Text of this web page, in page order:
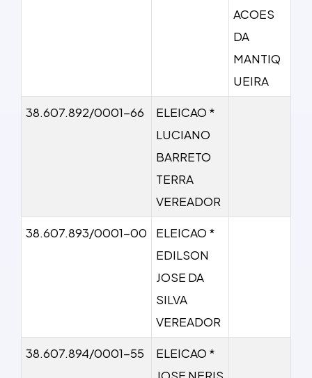
ACOES
DA
MANTIQ
UEIRA
38.607.892/0001-66
ELEICAO *
LUCIANO
BARRETO
TERRA
VEREADOR
38.607.893/0001-00
ELEICAO *
EDILSON
JOSE DA
SILVA
VEREADOR
38.607.894/0001-55
ELEICAO *